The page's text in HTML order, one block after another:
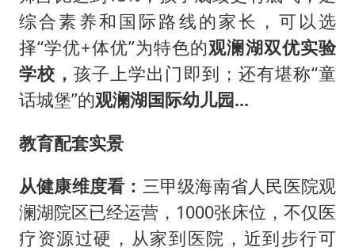
综合素养和国际路线的家长，可以选
择“学优+体优”为特色的观澜湖双优实验
学校，孩子上学出门即到；还有堪称“童
话城堡”的观澜湖国际幼儿园...
教育配套实景
从健康维度看： 三甲级海南省人民医院观
澜湖院区已经运营，1000张床位，不仅医
疗资源过硬，从家到医院，近到步行可